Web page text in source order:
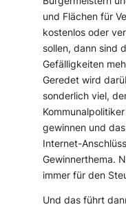
und Flächen für
kostenlos oder
sollen, dann sind
Gefälligkeiten
Geredet wird
sonderlich viel,
gewinnen und
Internet-
Gewinnerthema.
immer für den
Und das führt